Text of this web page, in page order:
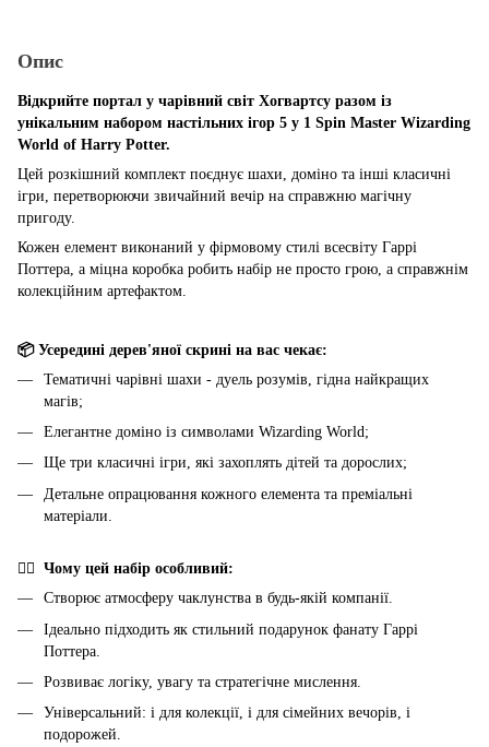
Опис
Відкрийте портал у чарівний світ Хогвартсу разом із
унікальним набором настільних ігор 5 у 1 Spin Master Wizarding
World of Harry Potter.
Цей розкішний комплект поєднує шахи, доміно та інші класичні
ігри, перетворюючи звичайний вечір на справжню магічну
пригоду.
Кожен елемент виконаний у фірмовому стилі всесвіту Гаррі
Поттера, а міцна коробка робить набір не просто грою, а справжнім
колекційним артефактом.
📦 Усередині дерев'яної скрині на вас чекає:
Тематичні чарівні шахи - дуель розумів, гідна найкращих
магів;
Елегантне доміно із символами Wizarding World;
Ще три класичні ігри, які захоплять дітей та дорослих;
Детальне опрацювання кожного елемента та преміальні
матеріали.
🧙‍♂️ Чому цей набір особливий:
Створює атмосферу чаклунства в будь-якій компанії.
Ідеально підходить як стильний подарунок фанату Гаррі
Поттера.
Розвиває логіку, увагу та стратегічне мислення.
Універсальний: і для колекції, і для сімейних вечорів, і
подорожей.